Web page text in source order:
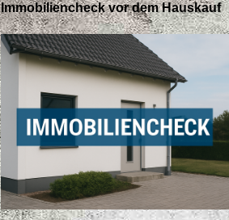
Immobiliencheck vor dem Hauskauf